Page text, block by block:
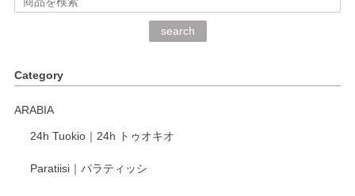
深さや大きさがとてもちょうど良く、手に馴染み、洗いやす
く、他の柄も何枚かこちらで買い、毎食時に使用していま
く交換して下さいました。
がとうございます。 同じシリーズの器を揃えて
います。 温かいお言葉をいただき、ありがとう
search
Category
ARABIA
24h Tuokio｜24h トゥオキオ
Paratiisi｜パラティッシ